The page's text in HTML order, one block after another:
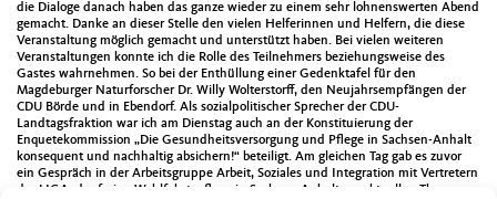
die Dialoge danach haben das ganze wieder zu einem sehr lohnenswerten Abend
gemacht. Danke an dieser Stelle den vielen Helferinnen und Helfern, die diese
Veranstaltung möglich gemacht und unterstützt haben. Bei vielen weiteren
Veranstaltungen konnte ich die Rolle des Teilnehmers beziehungsweise des
Gastes wahrnehmen. So bei der Enthüllung einer Gedenktafel für den
Magdeburger Naturforscher Dr. Willy Wolterstorff, den Neujahrsempfängen der
CDU Börde und in Ebendorf. Als sozialpolitischer Sprecher der CDU-
Landtagsfraktion war ich am Dienstag auch an der Konstituierung der
Enquetekommission „Die Gesundheitsversorgung und Pflege in Sachsen-Anhalt
konsequent und nachhaltig absichern!“ beteiligt. Am gleichen Tag gab es zuvor
ein Gespräch in der Arbeitsgruppe Arbeit, Soziales und Integration mit Vertretern
der LIGA, der freien Wohlfahrtspflege in Sachsen-Anhalt, zu aktuellen Themen.